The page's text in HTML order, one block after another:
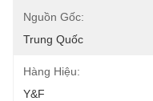
Nguồn Gốc:
Trung Quốc
Hàng Hiệu:
Y&F